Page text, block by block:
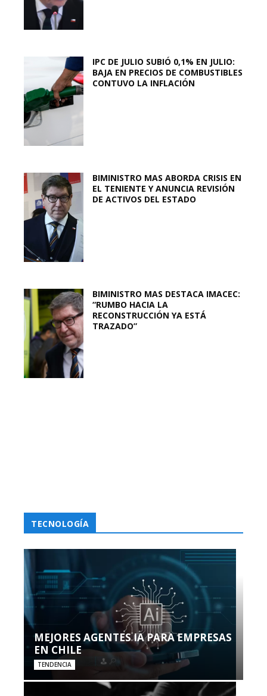
IPC DE JULIO SUBIÓ 0,1% EN JULIO:
BAJA EN PRECIOS DE COMBUSTIBLES
CONTUVO LA INFLACIÓN
BIMINISTRO MAS ABORDA CRISIS EN
EL TENIENTE Y ANUNCIA REVISIÓN
DE ACTIVOS DEL ESTADO
BIMINISTRO MAS DESTACA IMACEC:
“RUMBO HACIA LA
RECONSTRUCCIÓN YA ESTÁ
TRAZADO”
TECNOLOGÍA
MEJORES AGENTES IA PARA EMPRESAS
EN CHILE
TENDENCIA